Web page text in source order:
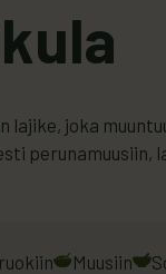
lajike, joka
perunamuusiin,
Muusiin